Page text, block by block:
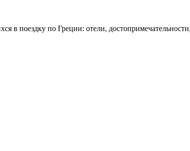
в поездку по Греции: отели,